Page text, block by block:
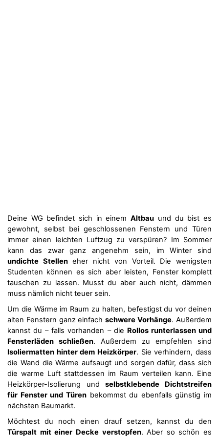
Deine WG befindet sich in einemAltbau und du bist es
gewohnt, selbst bei geschlossenen Fenstern und Türen
immer einen leichten Luftzug zu verspüren? Im Sommer
kann das zwar ganz angenehm sein, im Winter sind
undichte Stelleneher nicht von Vorteil. Die wenigsten
Studenten können es sich aber leisten, Fenster komplett
tauschen zu lassen. Musst du aber auch nicht, dämmen
muss nämlich nicht teuer sein.
Um die Wärme im Raum zu halten, befestigst du vor deinen
alten Fenstern ganz einfachschwere Vorhänge. Außerdem
kannst du – falls vorhanden – die Rollos runterlassen und
Fensterläden schließen. Außerdem zu empfehlen sind
Isoliermatten hinter dem Heizkörper. Sie verhindern, dass
die Wand die Wärme aufsaugt und sorgen dafür, dass sich
die warme Luft stattdessen im Raum verteilen kann. Eine
Heizkörper-Isolierung undselbstklebende Dichtstreifen
für Fenster und Türenbekommst du ebenfalls günstig im
nächsten Baumarkt.
Möchtest du noch einen drauf setzen, kannst du den
Türspalt mit einer Decke verstopfen. Aber so schön es